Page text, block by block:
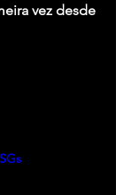
vez desde